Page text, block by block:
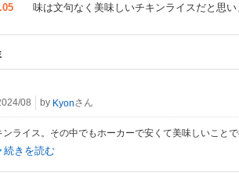
味は文句なく美味しいチキンライスだと思い
08 by Kyonさん
ライス。その中でもホーカーで安くて美味しいこと
続きを読む